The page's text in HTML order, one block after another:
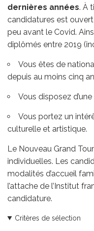
dernières années. À
candidatures est
peu avant le Covid.
diplômés entre 2019
Vous êtes de
depuis au moins cinq
Vous disposez
Vous portez un
culturelle et artistique.
Le Nouveau Grand
individuelles. Les
modalités d’accueil
l’attache de l’Institut
candidature.
Critères de sélection